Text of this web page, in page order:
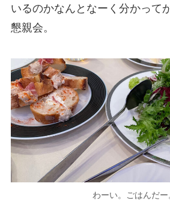
いるのかなんとなーく分かって
懇親会。
わーい。ごはんだー